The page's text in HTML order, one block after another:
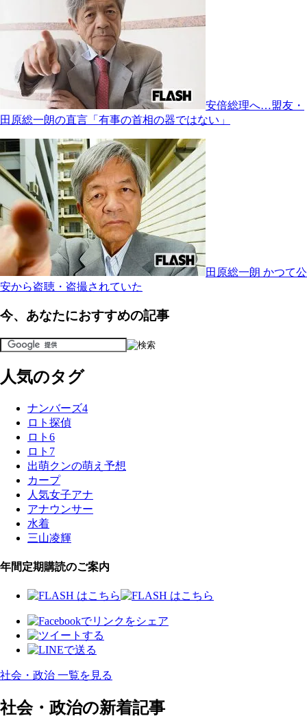
安倍総理へ…盟友・
田原総一朗の直言「有事の首相の器ではない」
田原総一朗 かつて公
安から盗聴・盗撮されていた
今、あなたにおすすめの記事
人気のタグ
ナンバーズ4
ロト探偵
ロト6
ロト7
出萌クンの萌え予想
カープ
人気女子アナ
アナウンサー
水着
三山凌輝
年間定期購読のご案内
社会・政治 一覧を見る
社会・政治の新着記事